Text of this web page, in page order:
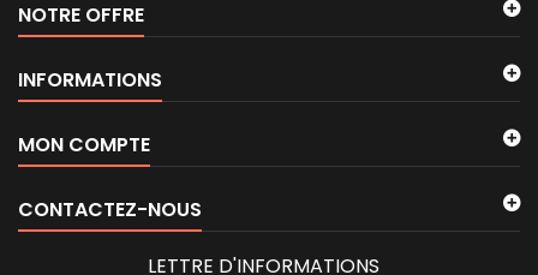
NOTRE OFFRE
INFORMATIONS
MON COMPTE
CONTACTEZ-NOUS
LETTRE D'INFORMATIONS